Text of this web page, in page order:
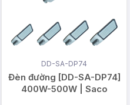
DD-SA-DP74
Đèn đường [DD-SA-DP74]
400W-500W | Saco